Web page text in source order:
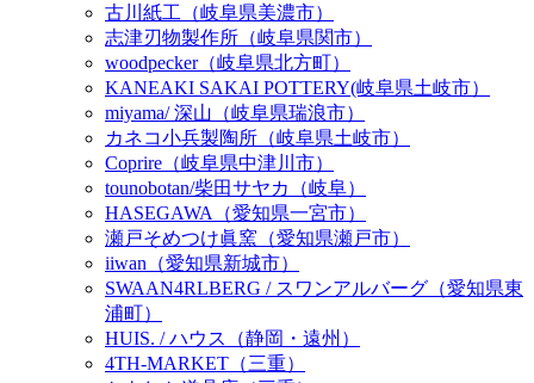
古川紙工（岐阜県美濃市）
志津刃物製作所（岐阜県関市）
woodpecker（岐阜県北方町）
KANEAKI SAKAI POTTERY(岐阜県土岐市）
miyama/ 深山（岐阜県瑞浪市）
カネコ小兵製陶所（岐阜県土岐市）
Coprire（岐阜県中津川市）
tounobotan/柴田サヤカ（岐阜）
HASEGAWA（愛知県一宮市）
瀬戸そめつけ眞窯（愛知県瀬戸市）
iiwan（愛知県新城市）
SWAAN4RLBERG / スワンアルバーグ（愛知県東
浦町）
HUIS. / ハウス（静岡・遠州）
4TH-MARKET（三重）